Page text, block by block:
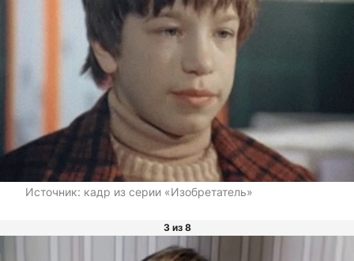
Источник: кадр из серии «Изобретатель»
3 из 8